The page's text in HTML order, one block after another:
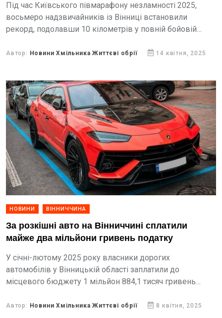
Під час Київського півмарафону незламності 2025,
восьмеро надзвичайників із Вінниці встановили
рекорд, подолавши 10 кілометрів у повній бойовій
Автор: Новини Хмільника Життєві обрії 14 квітня, 2025
НОВИНИ ВІННИЧЧИНА
За розкішні авто на Вінниччині сплатили
майже два мільйони гривень податку
У січні-лютому 2025 року власники дорогих
автомобілів у Вінницькій області заплатили до
місцевого бюджету 1 мільйон 884,1 тисяч гривень
Автор: Новини Хмільника Життєві обрії 8 квітня, 2025